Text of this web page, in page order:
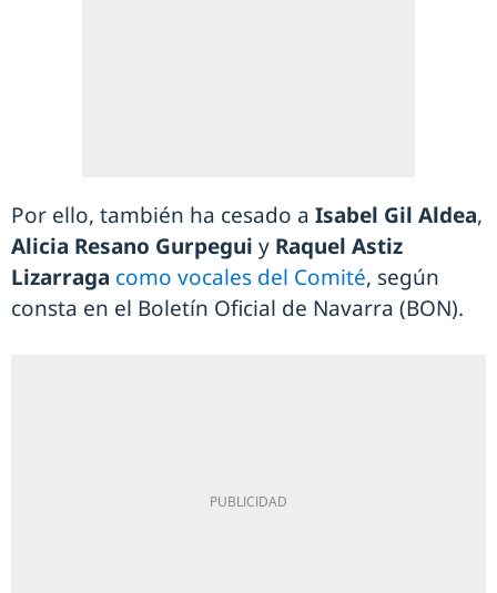
Por ello, también ha cesado a Isabel Gil Aldea,
Alicia Resano Gurpegui y Raquel Astiz
Lizarraga como vocales del Comité, según
consta en el Boletín Oficial de Navarra (BON).